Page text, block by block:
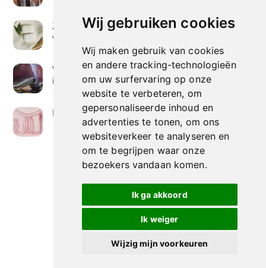
Wij gebruiken cookies
Wij maken gebruik van cookies
en andere tracking-technologieën
om uw surfervaring op onze
website te verbeteren, om
gepersonaliseerde inhoud en
advertenties te tonen, om ons
websiteverkeer te analyseren en
om te begrijpen waar onze
bezoekers vandaan komen.
Ik ga akkoord
Ik weiger
Wijzig mijn voorkeuren
Zeep met een hoog vetgehalte: mythe of
werkelijkheid?
Wierook betekenis geven : geurende avonturen
in je huis
Het belang van collageen voor de huid